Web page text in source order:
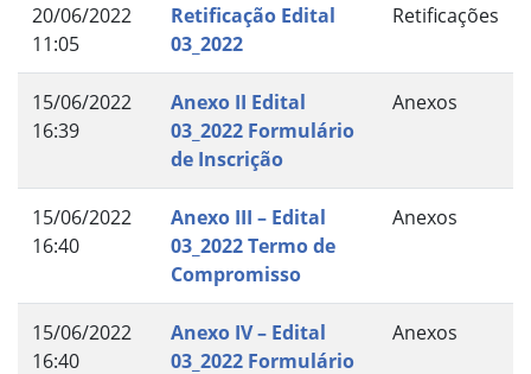
20/06/2022
11:05
Retificação Edital
03_2022
Retificações
15/06/2022
16:39
Anexo II Edital
03_2022 Formulário
de Inscrição
Anexos
15/06/2022
16:40
Anexo III – Edital
03_2022 Termo de
Compromisso
Anexos
15/06/2022
16:40
Anexo IV – Edital
03_2022 Formulário
Anexos